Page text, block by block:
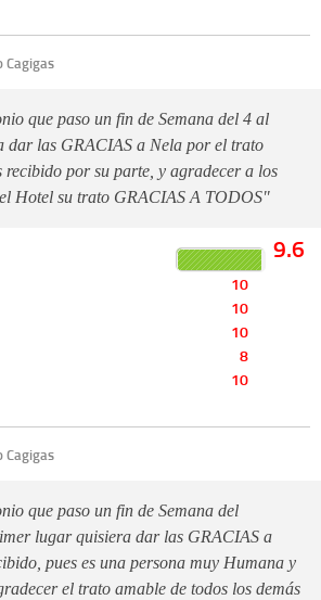
Cagigas
que paso un fin de Semana del 4 al
dar las GRACIAS a Nela por el trato
recibido por su parte, y agradecer a los
Hotel su trato GRACIAS A TODOS"
9.6
10
10
10
8
10
Cagigas
que paso un fin de Semana del
lugar quisiera dar las GRACIAS a
pues es una persona muy Humana y
el trato amable de todos los demás